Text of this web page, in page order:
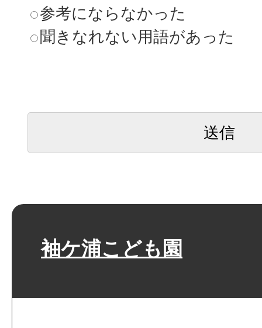
参考にならなかった
聞きなれない用語があった
袖ケ浦こども園